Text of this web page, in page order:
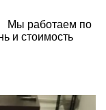
Мы работаем по
и стоимость